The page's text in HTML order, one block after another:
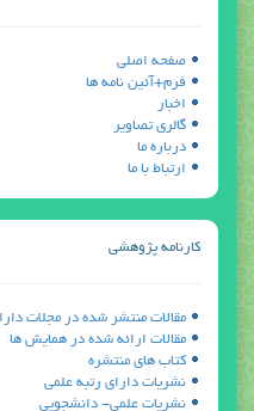
صفحه اصلی
فرم+آئين نامه ها
اخبار
گالری تصاویر
درباره ما
ارتباط با ما
كارنامه پژوهشي
مقالات منتشر شده در مجلات
مقالات ارائه شده در همايش ها
كتاب هاي منتشره
نشريات داراي رتبه علمي
نشريات علمي- دانشجويي